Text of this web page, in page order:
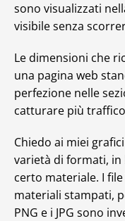
sono visualizzati
visibile senza
Le dimensioni che
una pagina web
perfezione nelle
catturare più
Chiedo ai miei
varietà di formati, in
certo materiale. I file
materiali stampati,
PNG e i JPG sono